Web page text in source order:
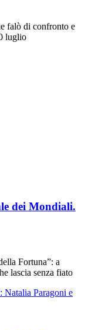
falò di confronto e
luglio
dei Mondiali.
Fortuna”: a
lascia senza fiato